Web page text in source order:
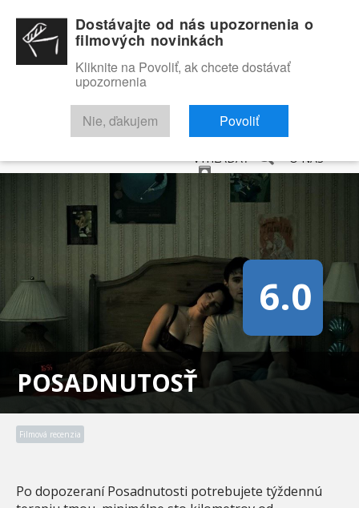
RECENZIE TRAILERY FILMOVÁ DATABÁZA
VYHĽADAŤ O NÁS
POSADNUTOSŤ
6.0
Filmová recenzia
Po dopozeraní Posadnutosti potrebujete týždennú
Dostávajte od nás upozornenia o
filmových novinkách
Kliknite na Povoliť, ak chcete dostávať
upozornenia
Nie, ďakujem Povoliť